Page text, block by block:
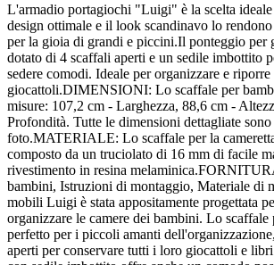
L'armadio portagiochi "Luigi" è la scelta
design ottimale e il look scandinavo lo
per la gioia di grandi e piccini.Il ponteggio per
dotato di 4 scaffali aperti e un sedile imbottito
sedere comodi. Ideale per organizzare e riporre
giocattoli.DIMENSIONI: Lo scaffale per
misure: 107,2 cm - Larghezza, 88,6 cm -
Profondità. Tutte le dimensioni dettagliate
foto.MATERIALE: Lo scaffale per la
composto da un truciolato di 16 mm di facile
rivestimento in resina
bambini, Istruzioni di montaggio, Materiale di
mobili Luigi è stata appositamente progettata
organizzare le camere dei bambini. Lo scaffale
perfetto per i piccoli amanti
aperti per conservare tutti i loro giocattoli e